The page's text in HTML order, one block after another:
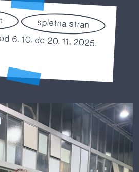
spletna stran
6. 10. do 20. 11. 2025.